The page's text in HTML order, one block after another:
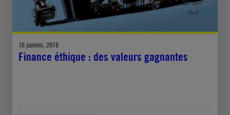
16 janvier, 2018
Finance éthique : des valeurs gagnantes